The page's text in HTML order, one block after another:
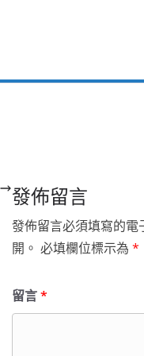
發佈留言
發佈留言必須填寫的電
開。 必填欄位標示為 *
留言*